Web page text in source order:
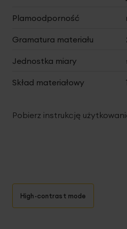
Plamoodporność
Gramatura materiału
Jednostka miary
Skład materiałowy
Pobierz instrukcję
High-contrast mode